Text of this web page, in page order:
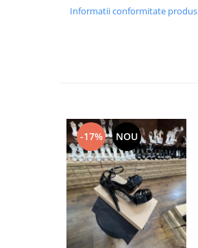
Informatii conformitate produs
-17% NOU